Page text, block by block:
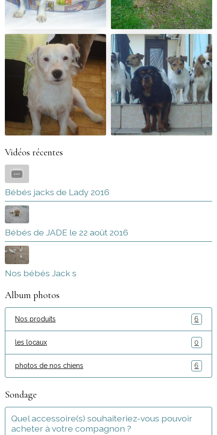
Vidéos récentes
Bébés jacks de Lady 2016
Bébés de JADE le 22 août 2016
Nos bébés Jack s
Album photos
Nos produits 6
les locaux 0
photos de nos chiens 6
Sondage
Quel accessoire(s) souhaiteriez-vous pouvoir
acheter à votre compagnon ?